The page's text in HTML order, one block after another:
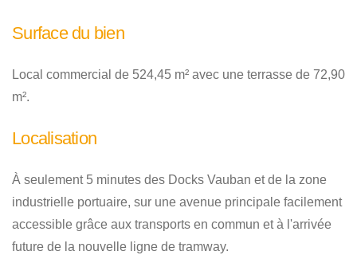
Surface du bien
Local commercial de 524,45 m² avec une terrasse de 72,90
m².
Localisation
À seulement 5 minutes des Docks Vauban et de la zone
industrielle portuaire, sur une avenue principale facilement
accessible grâce aux transports en commun et à l'arrivée
future de la nouvelle ligne de tramway.